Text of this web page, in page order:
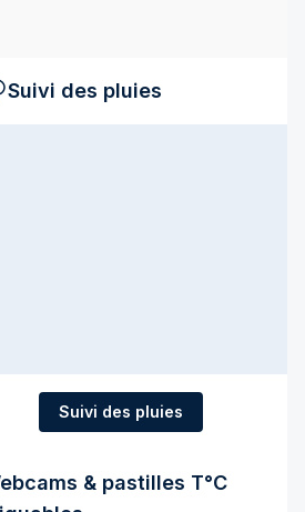
Suivi des pluies
Suivi des pluies
& pastilles T°C